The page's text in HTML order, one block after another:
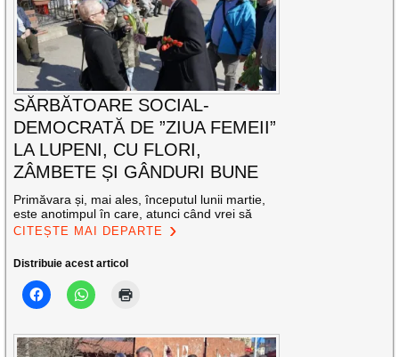
SĂRBĂTOARE SOCIAL-
DEMOCRATĂ DE ”ZIUA FEMEII”
LA LUPENI, CU FLORI,
ZÂMBETE ȘI GÂNDURI BUNE
Primăvara și, mai ales, începutul lunii martie,
este anotimpul în care, atunci când vrei să
CITEȘTE MAI DEPARTE
Distribuie acest articol